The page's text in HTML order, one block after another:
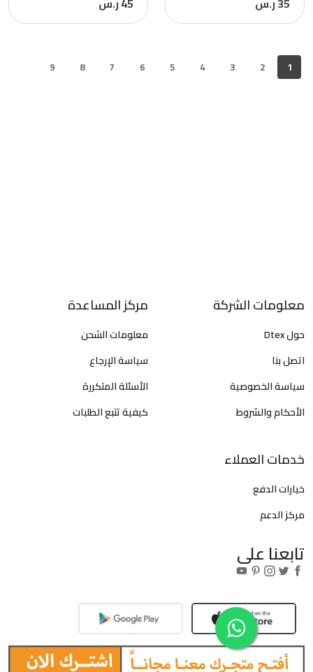
1
2
3
4
5
6
7
8
9
معلومات الشركة
حول Dtex
اتصل بنا
سياسة الخصوصية
الأحكام والشروط
مركز المساعدة
معلومات الشحن
سياسة الإرجاع
الأسئلة المتكررة
كيفية تتبع الطلبات
خدمات العملاء
خيارات الدفع
مركز الدعم
تابعنا على